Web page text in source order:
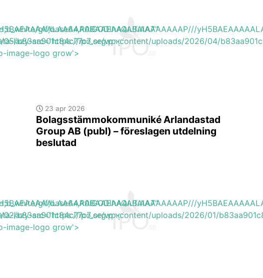
b83aa901c84c77c7_org.png'
gif;base64,R0lGODlhAQABAIAAAAAAAP///
lazy-src='https://ipo.se/wp-content/uploads/2026/04/
image-logo grow'>
23 apr 2026
Bolagsstämmokommuniké Arlandastad
Group AB (publ) – föreslagen utdelning
beslutad
b83aa901c84c77c7_org.png'
gif;base64,R0lGODlhAQABAIAAAAAAAP///
lazy-src='https://ipo.se/wp-content/uploads/2026/01/
image-logo grow'>